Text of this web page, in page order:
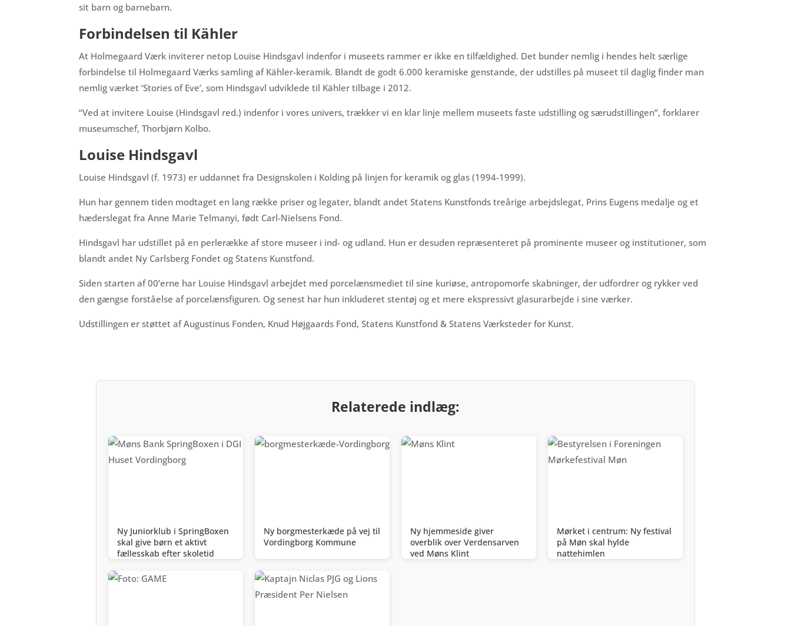
sit barn og barnebarn.
Forbindelsen til Kähler
At Holmegaard Værk inviterer netop Louise Hindsgavl indenfor i museets rammer er ikke en tilfældighed. Det bunder nemlig i hendes helt særlige
forbindelse til Holmegaard Værks samling af Kähler-keramik. Blandt de godt 6.000 keramiske genstande, der udstilles på museet til daglig finder man
nemlig værket ‘Stories of Eve’, som Hindsgavl udviklede til Kähler tilbage i 2012.
“Ved at invitere Louise (Hindsgavl red.) indenfor i vores univers, trækker vi en klar linje mellem museets faste udstilling og særudstillingen”, forklarer
museumschef, Thorbjørn Kolbo.
Louise Hindsgavl
Louise Hindsgavl (f. 1973) er uddannet fra Designskolen i Kolding på linjen for keramik og glas (1994-1999).
Hun har gennem tiden modtaget en lang række priser og legater, blandt andet Statens Kunstfonds treårige arbejdslegat, Prins Eugens medalje og et
hæderslegat fra Anne Marie Telmanyi, født Carl-Nielsens Fond.
Hindsgavl har udstillet på en perlerække af store museer i ind- og udland. Hun er desuden repræsenteret på prominente museer og institutioner, som
blandt andet Ny Carlsberg Fondet og Statens Kunstfond.
Siden starten af 00’erne har Louise Hindsgavl arbejdet med porcelænsmediet til sine kuriøse, antropomorfe skabninger, der udfordrer og rykker ved
den gængse forståelse af porcelænsfiguren. Og senest har hun inkluderet stentøj og et mere ekspressivt glasurarbejde i sine værker.
Udstillingen er støttet af Augustinus Fonden, Knud Højgaards Fond, Statens Kunstfond & Statens Værksteder for Kunst.
Relaterede indlæg:
Ny Juniorklub i SpringBoxen
skal give børn et aktivt
fællesskab efter skoletid
Ny borgmesterkæde på vej til
Vordingborg Kommune
Ny hjemmeside giver
overblik over Verdensarven
ved Møns Klint
Mørket i centrum: Ny festival
på Møn skal hylde
nattehimlen